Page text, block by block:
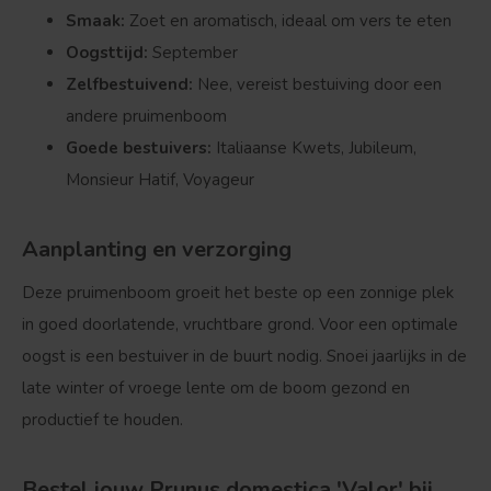
Smaak: Zoet en aromatisch, ideaal om vers te eten
Oogsttijd: September
Zelfbestuivend: Nee, vereist bestuiving door een
andere pruimenboom
Goede bestuivers: Italiaanse Kwets, Jubileum,
Monsieur Hatif, Voyageur
Aanplanting en verzorging
Deze pruimenboom groeit het beste op een zonnige plek
in goed doorlatende, vruchtbare grond. Voor een optimale
oogst is een bestuiver in de buurt nodig. Snoei jaarlijks in de
late winter of vroege lente om de boom gezond en
productief te houden.